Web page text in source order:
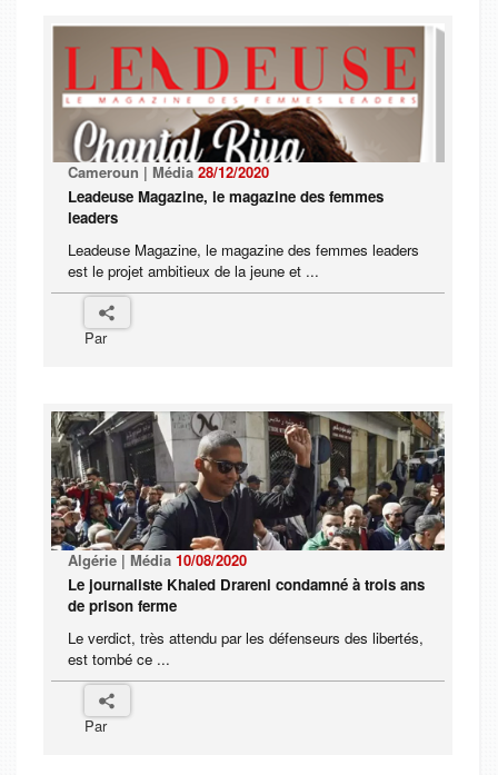
Cameroun | Média 28/12/2020
Leadeuse Magazine, le magazine des femmes
leaders
Leadeuse Magazine, le magazine des femmes leaders
est le projet ambitieux de la jeune et ...
Par
Algérie | Média 10/08/2020
Le journaliste Khaled Drareni condamné à trois ans
de prison ferme
Le verdict, très attendu par les défenseurs des libertés,
est tombé ce ...
Par